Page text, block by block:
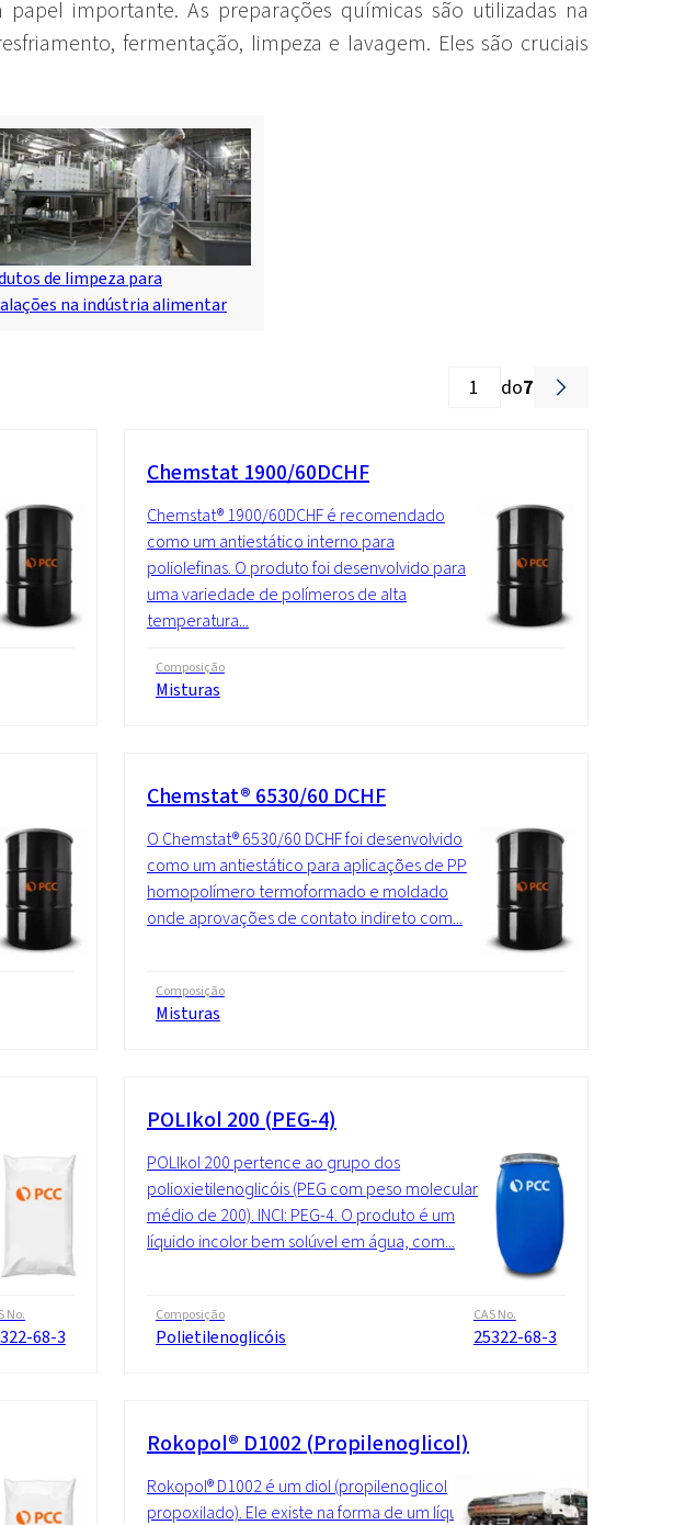
importante. As preparações químicas são utilizadas na
fermentação, limpeza e lavagem. Eles são cruciais
de limpeza para
na indústria alimentar
do7
Chemstat 1900/60DCHF
Chemstat® 1900/60DCHF é recomendado
como um antiestático interno para
poliolefinas. O produto foi desenvolvido para
uma variedade de polímeros de alta
temperatura...
Composição
Misturas
Chemstat® 6530/60 DCHF
O Chemstat® 6530/60 DCHF foi desenvolvido
como um antiestático para aplicações de PP
homopolímero termoformado e moldado
onde aprovações de contato indireto com...
Composição
Misturas
No.
68-3
POLIkol 200 (PEG-4)
POLIkol 200 pertence ao grupo dos
polioxietilenoglicóis (PEG com peso molecular
médio de 200). INCI: PEG-4. O produto é um
líquido incolor bem solúvel em água, com...
Composição
Polietilenoglicóis
CAS No.
25322-68-3
Rokopol® D1002 (Propilenoglicol)
Rokopol® D1002 é um diol (propilenoglicol
propoxilado). Ele existe na forma de um líquido